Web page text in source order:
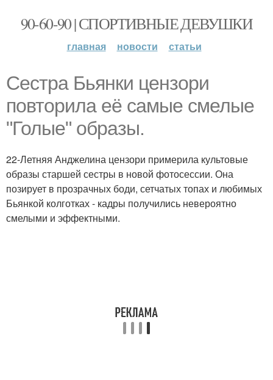
90-60-90 | СПОРТИВНЫЕ ДЕВУШКИ
главная новости статьи
Сестра Бьянки цензори
повторила её самые смелые
"Голые" образы.
22-Летняя Анджелина цензори примерила культовые
образы старшей сестры в новой фотосессии. Она
позирует в прозрачных боди, сетчатых топах и любимых
Бьянкой колготках - кадры получились невероятно
смелыми и эффектными.